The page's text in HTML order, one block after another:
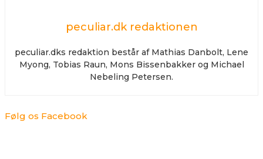
peculiar.dk redaktionen
peculiar.dks redaktion består af Mathias Danbolt, Lene
Myong, Tobias Raun, Mons Bissenbakker og Michael
Nebeling Petersen.
Følg os Facebook